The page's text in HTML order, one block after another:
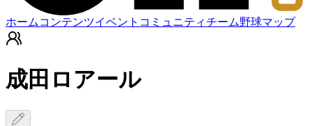
ホーム コンテンツイベント コミュニティチーム野球マップ
成田ロアール